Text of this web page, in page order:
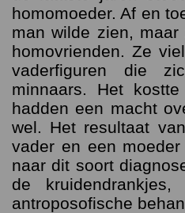
homomoeder. Af en
man wilde zien,
homovrienden. Ze
vaderfiguren die
minnaars. Het
hadden een macht
wel. Het resultaat
vader en een
naar dit soort
de
antroposofische